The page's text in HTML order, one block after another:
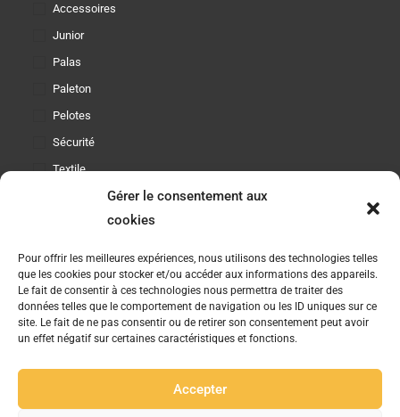
Gérer le consentement aux
cookies
Pour offrir les meilleures expériences, nous utilisons des technologies telles
que les cookies pour stocker et/ou accéder aux informations des appareils.
Le fait de consentir à ces technologies nous permettra de traiter des
données telles que le comportement de navigation ou les ID uniques sur ce
site. Le fait de ne pas consentir ou de retirer son consentement peut avoir
un effet négatif sur certaines caractéristiques et fonctions.
Accepter
Accessoires
Junior
Palas
Paleton
Pelotes
Sécurité
Textile
Etre Informé
Etre informé des nouveautés produits et des offres
promotionnelles
JO